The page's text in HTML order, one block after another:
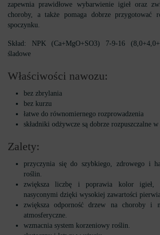
zapewnia prawidłowe wybarwienie igieł oraz
choroby, a także pomaga dobrze przygotować
spoczynku.
Skład: NPK (Ca+MgO+SO3) 7-9-16
śladowe
Właściwości nawozu:
bez zbrylania
bez kurzu
łatwe do równomiernego rozprowadzenia
składniki odżywcze są dobrze rozpuszczalne
Zalety:
przyczynia się do szybkiego, zdrowego i
roślin.
zwiększa liczbę i poprawia kolor igieł,
nasyconymi dzięki wysokiej zawartości
zwiększa odporność drzew na choroby i
atmosferyczne.
wzmacnia system korzeniowy roślin.